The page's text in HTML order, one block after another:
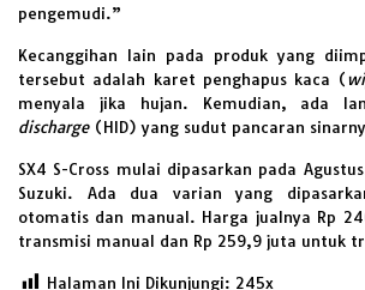
pengemudi.”
Kecanggihan lain pada produk yang
tersebut adalah karet penghapus kaca (
menyala jika hujan. Kemudian, ada
discharge (HID) yang sudut pancaran
SX4 S-Cross mulai dipasarkan pada
Suzuki. Ada dua varian yang
otomatis dan manual. Harga jualnya Rp
transmisi manual dan Rp 259,9 juta untuk
Halaman Ini Dikunjungi: 245